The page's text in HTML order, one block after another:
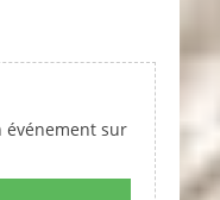
événement sur